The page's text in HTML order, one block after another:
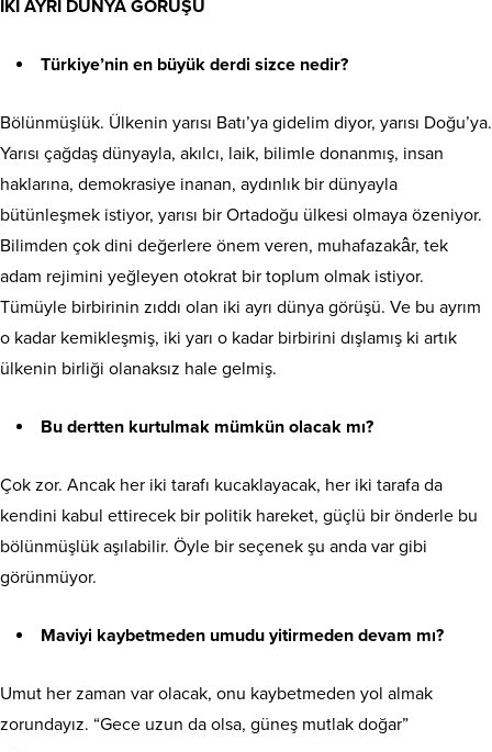
İKİ AYRI DÜNYA GÖRÜŞÜ
Türkiye’nin en büyük derdi sizce nedir?
Bölünmüşlük. Ülkenin yarısı Batı’ya gidelim diyor, yarısı Doğu’ya.
Yarısı çağdaş dünyayla, akılcı, laik, bilimle donanmış, insan
haklarına, demokrasiye inanan, aydınlık bir dünyayla
bütünleşmek istiyor, yarısı bir Ortadoğu ülkesi olmaya özeniyor.
Bilimden çok dini değerlere önem veren, muhafazakâr, tek
adam rejimini yeğleyen otokrat bir toplum olmak istiyor.
Tümüyle birbirinin zıddı olan iki ayrı dünya görüşü. Ve bu ayrım
o kadar kemikleşmiş, iki yarı o kadar birbirini dışlamış ki artık
ülkenin birliği olanaksız hale gelmiş.
Bu dertten kurtulmak mümkün olacak mı?
Çok zor. Ancak her iki tarafı kucaklayacak, her iki tarafa da
kendini kabul ettirecek bir politik hareket, güçlü bir önderle bu
bölünmüşlük aşılabilir. Öyle bir seçenek şu anda var gibi
görünmüyor.
Maviyi kaybetmeden umudu yitirmeden devam mı?
Umut her zaman var olacak, onu kaybetmeden yol almak
zorundayız. “Gece uzun da olsa, güneş mutlak doğar”